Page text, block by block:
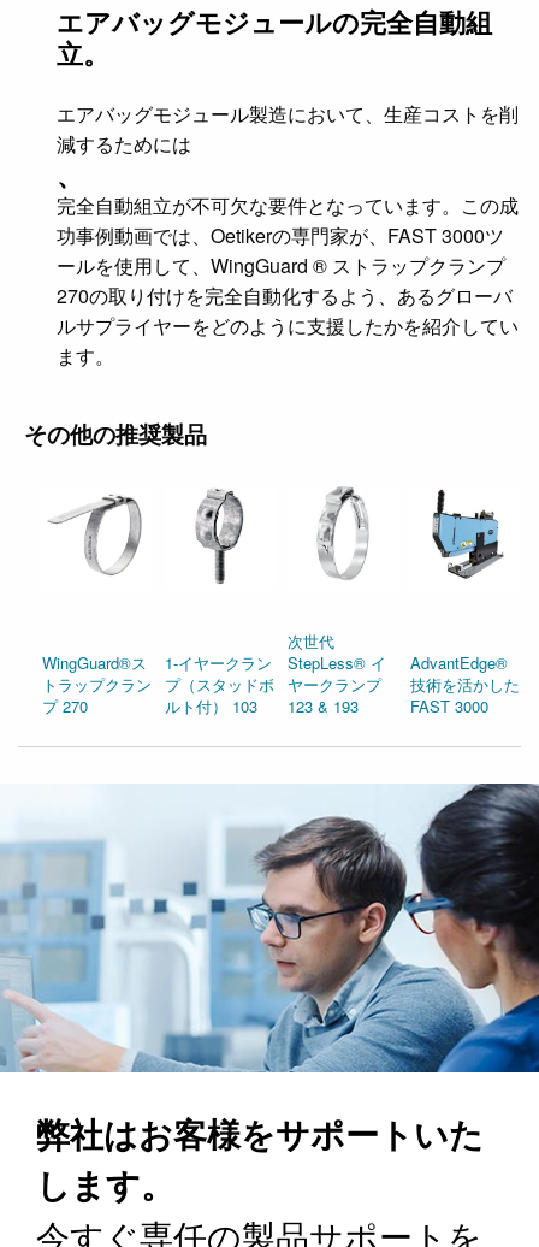
エアバッグモジュールの完全自動組
立。
エアバッグモジュール製造において、生産コストを削
減するためには
、
完全自動組立が不可欠な要件となっています。この成
功事例動画では、Oetikerの専門家が、FAST 3000ツ
ールを使用して、WingGuard ® ストラップクランプ
270の取り付けを完全自動化するよう、あるグローバ
ルサプライヤーをどのように支援したかを紹介してい
ます。
その他の推奨製品
WingGuard®ス
トラップクラン
プ 270
1-イヤークラン
プ（スタッドボ
ルト付） 103
次世代
StepLess® イ
ヤークランプ
123 & 193
AdvantEdge®
技術を活かした
FAST 3000
弊社はお客様をサポートいた
します。
今すぐ専任の製品サポートを